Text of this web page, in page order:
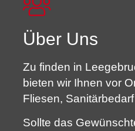
Über Uns
Zu finden in
bieten wir Ihnen vor
Fliesen,
Sollte das